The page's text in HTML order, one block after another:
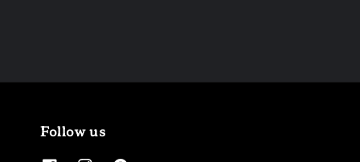
Follow us